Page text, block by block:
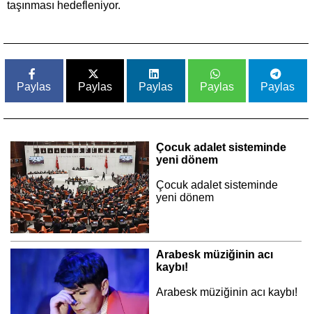
taşınması hedefleniyor.
Paylas Paylas Paylas Paylas Paylas
Çocuk adalet sisteminde
yeni dönem
Çocuk adalet sisteminde
yeni dönem
Arabesk müziğinin acı
kaybı!
Arabesk müziğinin acı kaybı!